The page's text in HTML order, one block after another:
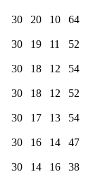
30 20 10 64
30 19 11 52
30 18 12 54
30 18 12 52
30 17 13 54
30 16 14 47
30 14 16 38